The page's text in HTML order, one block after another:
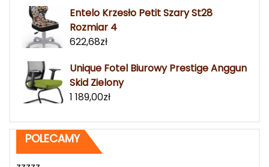
Entelo Krzesło Petit Szary St28
Rozmiar 4
622,68zł
Unique Fotel Biurowy Prestige Anggun
Skid Zielony
1 189,00zł
POLECAMY